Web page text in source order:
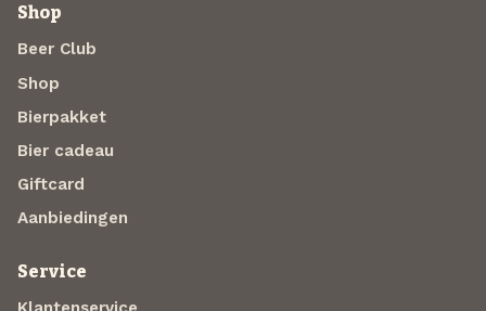
Shop
Beer Club
Shop
Bierpakket
Bier cadeau
Giftcard
Aanbiedingen
Service